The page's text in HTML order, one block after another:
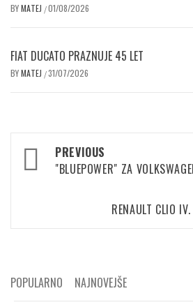
BYMATEJ /01/08/2026
FIAT DUCATO PRAZNUJE 45 LET
BYMATEJ /31/07/2026
Post
navigation
PREVIOUS
"BLUEPOWER" ZA
RENAULT CLIO
POPULARNO NAJNOVEJŠE